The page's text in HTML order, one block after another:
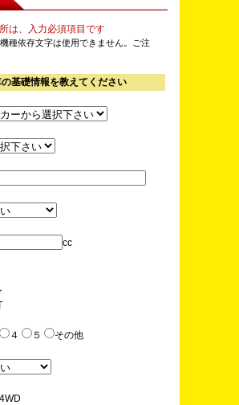
は、入力必須項目です
種依存文字は使用できません。ご注
基礎情報を教えてください
cc
４ ５
その他
4WD